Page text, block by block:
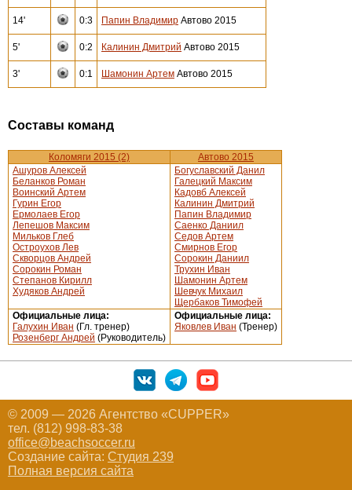
14' 0:3 Папин Владимир Автово 2015
5' 0:2 Калинин Дмитрий Автово 2015
3' 0:1 Шамонин Артем Автово 2015
Составы команд
Коломяги 2015 (2)
Автово 2015
Ашуров Алексей
Беланков Роман
Воинский Артем
Гурин Егор
Ермолаев Егор
Лепешов Максим
Мильков Глеб
Остроухов Лев
Скворцов Андрей
Сорокин Роман
Степанов Кирилл
Худяков Андрей
Богуславский Данил
Галецкий Максим
Кадовб Алексей
Калинин Дмитрий
Папин Владимир
Саенко Даниил
Седов Артем
Смирнов Егор
Сорокин Даниил
Трухин Иван
Шамонин Артем
Шевчук Михаил
Щербаков Тимофей
Официальные лица:
Галухин Иван (Гл. тренер)
Розенберг Андрей (Руководитель)
Официальные лица:
Яковлев Иван (Тренер)
© 2009 — 2026 Агентство «CUPPER»
тел. (812) 998-83-38
office@beachsoccer.ru
Создание сайта: Студия 239
Полная версия сайта